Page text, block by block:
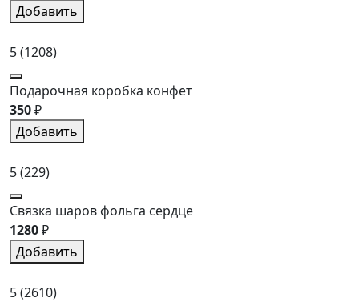
Добавить
5(1208)
Подарочная коробка конфет
350₽
Добавить
5(229)
Связка шаров фольга сердце
1280₽
Добавить
5(2610)